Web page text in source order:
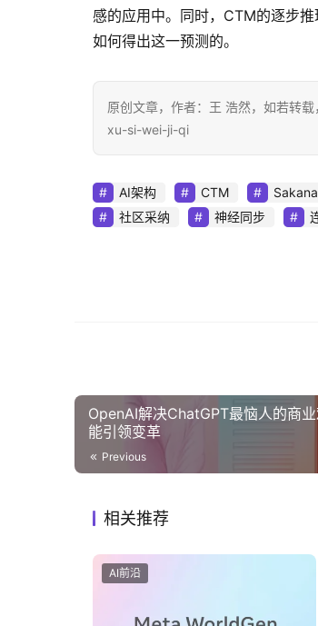
感的应用中。同时，CTM的逐步
如何得出这一预测的。
原创文章，作者：王 浩然，如若
xu-si-wei-ji-qi
AI架构 CTM Sakana
社区采纳
神经同步
OpenAI解决ChatGPT最恼人的商
能引领变革
Previous
相关推荐
AI前沿